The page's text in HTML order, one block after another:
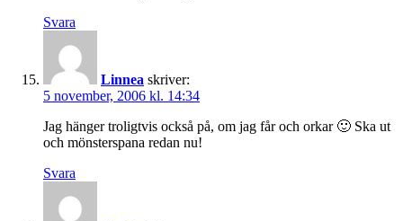
Svara
Linnea skriver:
5 november, 2006 kl. 14:34
Jag hänger troligtvis också på, om jag får och orkar 🙂 Ska ut
och mönsterspana redan nu!
Svara